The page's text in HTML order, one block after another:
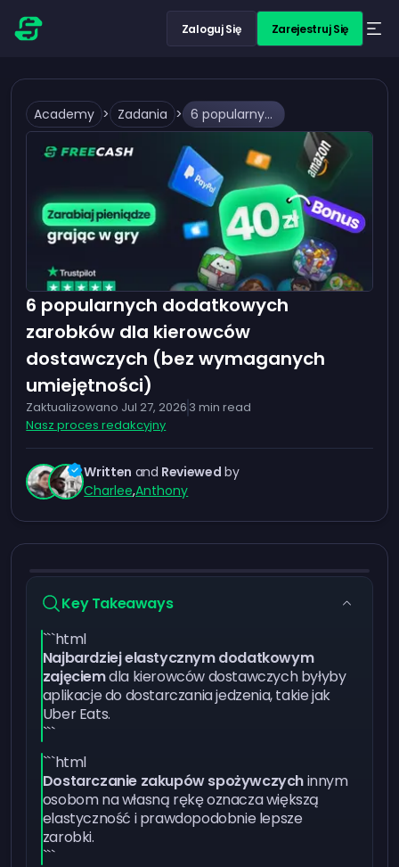
Zaloguj Się Zarejestruj Się
Academy > Zadania > 6 popularnych dodatkowych zarobków dla kierowców dostawczych (bez wymaganych umiejętności)
6 popularnych dodatkowych
zarobków dla kierowców
dostawczych (bez wymaganych
umiejętności)
Zaktualizowano Jul 27, 2026 3 min read
Nasz proces redakcyjny
Written and Reviewed by
Charlee,Anthony
Key Takeaways
```html
Najbardziej elastycznym dodatkowym
zajęciemdla kierowców dostawczych byłyby
aplikacje do dostarczania jedzenia, takie jak
Uber Eats.
```
```html
Dostarczanie zakupów spożywczychinnym
osobom na własną rękę oznacza większą
elastyczność i prawdopodobnie lepsze
zarobki.
```